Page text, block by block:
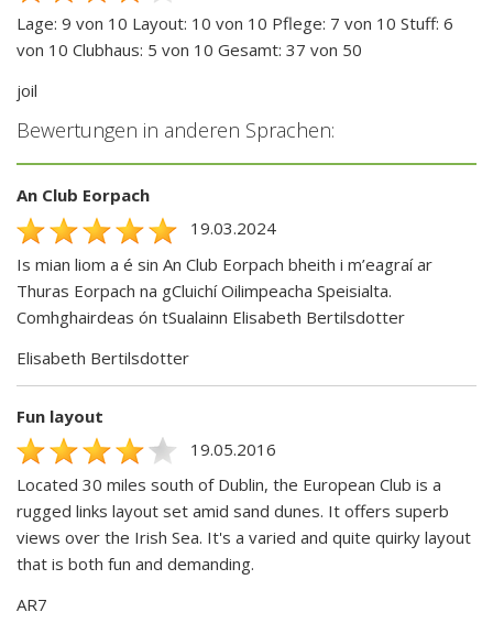
Lage: 9 von 10 Layout: 10 von 10 Pflege: 7 von 10 Stuff: 6
von 10 Clubhaus: 5 von 10 Gesamt: 37 von 50
joil
Bewertungen in anderen Sprachen:
An Club Eorpach
19.03.2024
Is mian liom a é sin An Club Eorpach bheith i m’eagraí ar
Thuras Eorpach na gCluichí Oilimpeacha Speisialta.
Comhghairdeas ón tSualainn Elisabeth Bertilsdotter
Elisabeth Bertilsdotter
Fun layout
19.05.2016
Located 30 miles south of Dublin, the European Club is a
rugged links layout set amid sand dunes. It offers superb
views over the Irish Sea. It's a varied and quite quirky layout
that is both fun and demanding.
AR7